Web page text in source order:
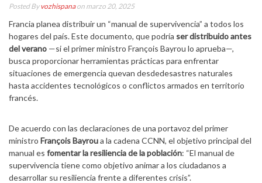
Posted Byvozhispanaon marzo 20, 2025
Francia planea distribuir un “manual de supervivencia” a todos los
hogares del país. Este documento, que podría ser distribuido antes
del verano —si el primer ministro François Bayrou lo aprueba—,
busca proporcionar herramientas prácticas para enfrentar
situaciones de emergencia quevan desdedesastres naturales
hasta accidentes tecnológicos o conflictos armados en territorio
francés.
De acuerdo con las declaraciones de una portavoz del primer
ministro François Bayroua la cadena CCNN, el objetivo principal del
manual es fomentar la resiliencia de la población: “El manual de
supervivencia tiene como objetivo animar a los ciudadanos a
desarrollar su resiliencia frente a diferentes crisis”.